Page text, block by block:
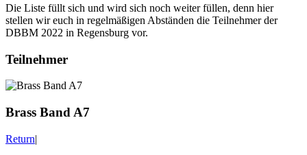
Die Liste füllt sich und wird sich noch weiter füllen, denn hier
stellen wir euch in regelmäßigen Abständen die Teilnehmer der
DBBM 2022 in Regensburg vor.
Teilnehmer
Brass Band A7
Return|